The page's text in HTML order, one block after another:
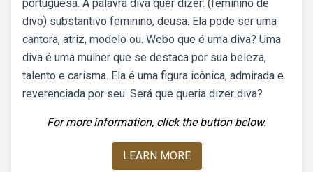
portuguesa. A palavra diva quer dizer: (feminino de
divo) substantivo feminino, deusa. Ela pode ser uma
cantora, atriz, modelo ou. Webo que é uma diva? Uma
diva é uma mulher que se destaca por sua beleza,
talento e carisma. Ela é uma figura icônica, admirada e
reverenciada por seu. Será que queria dizer diva?
For more information, click the button below.
LEARN MORE